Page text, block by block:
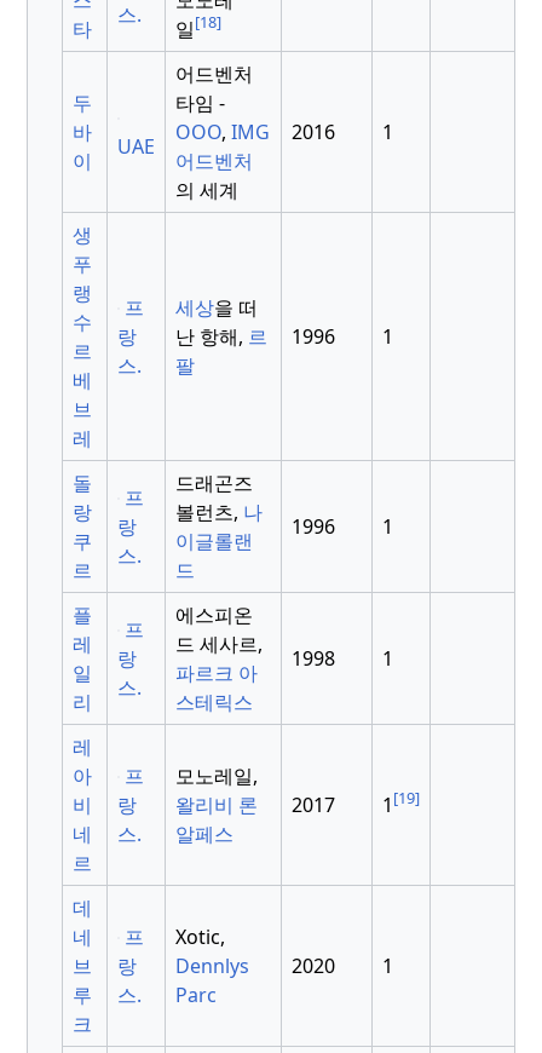
타
스.
일[18]
두
바
이
UAE
어드벤처
타임 -
OOO,IMG
어드벤처
의 세계
2016 1
생
푸
랭
수
르
베
브
레
프
랑
스.
세상을 떠
난 항해, 르
팔
1996 1
돌
랑
쿠
르
프
랑
스.
드래곤즈
볼런츠, 나
이글롤랜
드
1996 1
플
레
일
리
프
랑
스.
에스피온
드 세사르,
파르크 아
스테릭스
1998 1
레
아
비
네
르
프
랑
스.
모노레일,
왈리비 론
알페스
2017 1 [19]
데
네
브
루
크
프
랑
스.
Xotic,
Dennlys
Parc
2020 1